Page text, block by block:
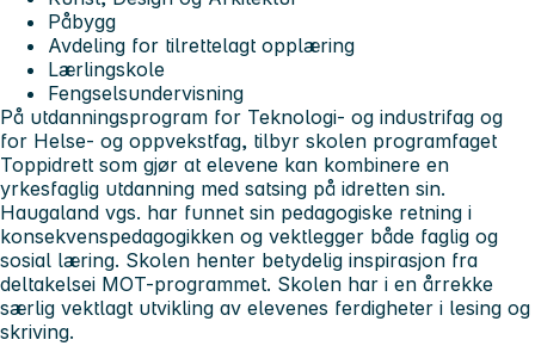
Påbygg
Avdeling for tilrettelagt opplæring
Lærlingskole
Fengselsundervisning
På utdanningsprogram for Teknologi- og industrifag og
for Helse- og oppvekstfag, tilbyr skolen programfaget
Toppidrett som gjør at elevene kan kombinere en
yrkesfaglig utdanning med satsing på idretten sin.
Haugaland vgs. har funnet sin pedagogiske retning i
konsekvenspedagogikken og vektlegger både faglig og
sosial læring. Skolen henter betydelig inspirasjon fra
deltakelsei MOT-programmet. Skolen har i en årrekke
særlig vektlagt utvikling av elevenes ferdigheter i lesing og
skriving.